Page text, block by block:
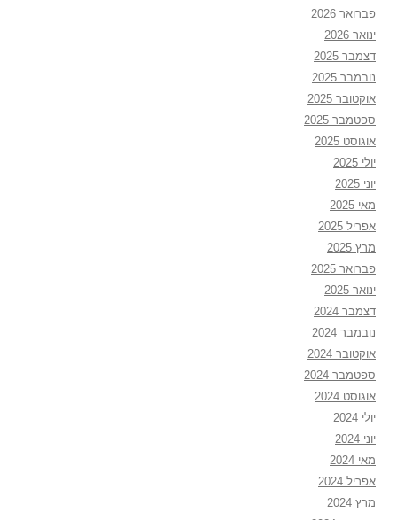
פברואר 2026
ינואר 2026
דצמבר 2025
נובמבר 2025
אוקטובר 2025
ספטמבר 2025
אוגוסט 2025
יולי 2025
יוני 2025
מאי 2025
אפריל 2025
מרץ 2025
פברואר 2025
ינואר 2025
דצמבר 2024
נובמבר 2024
אוקטובר 2024
ספטמבר 2024
אוגוסט 2024
יולי 2024
יוני 2024
מאי 2024
אפריל 2024
מרץ 2024